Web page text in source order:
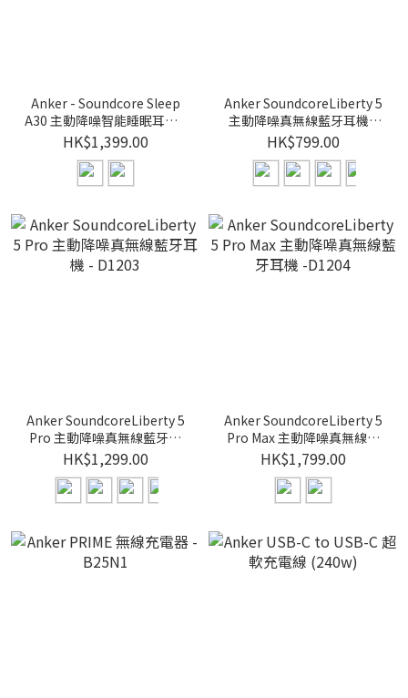
Anker - Soundcore Sleep
A30 主動降噪智能睡眠耳機 -
D1301
HK$1,399.00
Anker SoundcoreLiberty 5
主動降噪真無線藍牙耳機 -
A3957
HK$799.00
Anker SoundcoreLiberty 5
Pro 主動降噪真無線藍牙耳
機 - D1203
HK$1,299.00
Anker SoundcoreLiberty 5
Pro Max 主動降噪真無線藍
牙耳機 -D1204
HK$1,799.00